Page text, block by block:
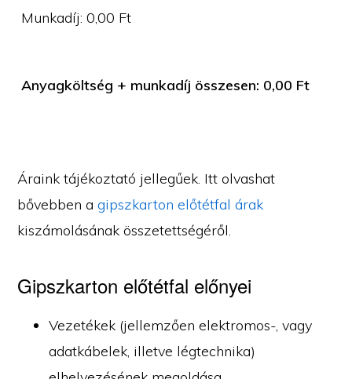
Munkadíj:0,00 Ft
Anyagköltség + munkadíj összesen: 0,00 Ft
Áraink tájékoztató jellegűek. Itt olvashat
bővebben agipszkarton előtétfal árak
kiszámolásának összetettségéről.
Gipszkarton előtétfal előnyei
Vezetékek (jellemzően elektromos-, vagy
adatkábelek, illetve légtechnika)